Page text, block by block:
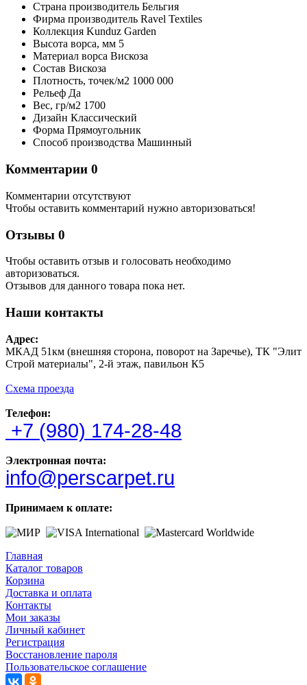
Страна производитель Бельгия
Фирма производитель Ravel Textiles
Коллекция Kunduz Garden
Высота ворса, мм 5
Материал ворса Вискоза
Состав Вискоза
Плотность, точек/м2 1000 000
Рельеф Да
Вес, гр/м2 1700
Дизайн Классический
Форма Прямоугольник
Способ производства Машинный
Комментарии 0
Комментарии отсутствуют
Чтобы оставить комментарий нужно авторизоваться!
Отзывы 0
Чтобы оcтавить отзыв и голосовать необходимо
авторизоваться.
Отзывов для данного товара пока нет.
Наши контакты
Адрес:
МКАД 51км (внешняя сторона, поворот на Заречье), ТК "Элит
Строй материалы", 2-й этаж, павильон К5
Схема проезда
Телефон:
+7 (980) 174-28-48
Электронная почта:
info@perscarpet.ru
Принимаем к оплате:
Главная
Каталог товаров
Корзина
Доставка и оплата
Контакты
Мои заказы
Личный кабинет
Регистрация
Восстановление пароля
Пользовательское соглашение